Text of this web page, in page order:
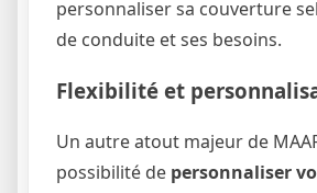
personnaliser sa couverture
de conduite et ses besoins.
Flexibilité et
Un autre atout majeur de
possibilité de personnaliser